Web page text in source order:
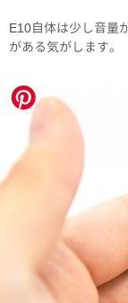
E10自体は少し音量
がある気がします。